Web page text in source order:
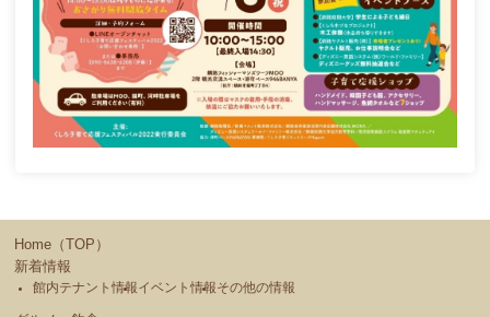
Home（TOP）
新着情報
館内テナント情報イベント情報その他の情報